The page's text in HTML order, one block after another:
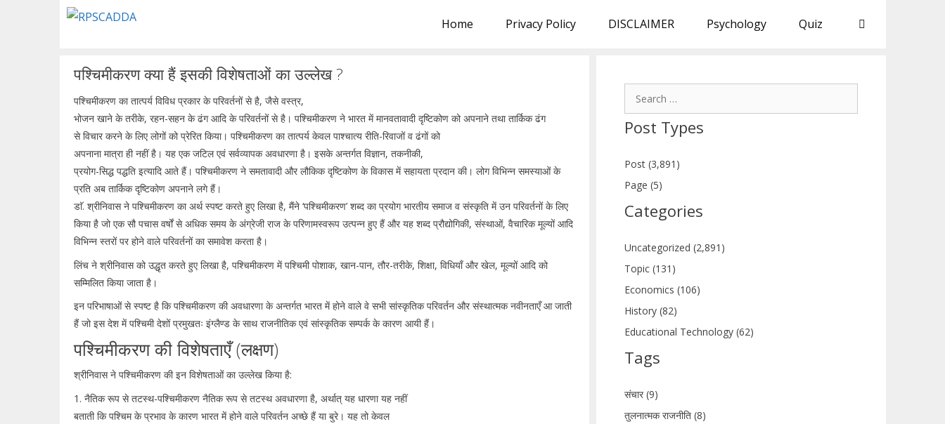
Home Privacy Policy DISCLAIMER Psychology Quiz
पश्चिमीकरण क्या हैं इसकी विशेषताओं का उल्लेख ?
पश्चिमीकरण का तात्पर्य विविध प्रकार के परिवर्तनों से है, जैसे वस्त्र,
भोजन खाने के तरीके, रहन-सहन के ढंग आदि के परिवर्तनों से है। पश्चिमीकरण ने भारत में मानवतावादी दृष्टिकोण को अपनाने तथा तार्किक ढंग
से विचार करने के लिए लोगों को प्रेरित किया। पश्चिमीकरण का तात्पर्य केवल पाश्चात्य रीति-रिवाजों व ढंगों को
अपनाना मात्रा ही नहीं है। यह एक जटिल एवं सर्वव्यापक अवधारणा है। इसके अन्तर्गत विज्ञान, तकनीकी,
प्रयोग-सिद्ध पद्धति इत्यादि आते हैं। पश्चिमीकरण ने समतावादी और लौकिक दृष्टिकोण के विकास में सहायता प्रदान की। लोग विभिन्न समस्याओं के
प्रति अब तार्किक दृष्टिकोण अपनाने लगे हैं।
डाॅ. श्रीनिवास ने पश्चिमीकरण का अर्थ स्पष्ट करते हुए लिखा है, मैंने ‘पश्चिमीकरण’ शब्द का प्रयोग भारतीय समाज व संस्कृति में उन परिवर्तनों के लिए
किया है जो एक सौ पचास वर्षों से अधिक समय के अंग्रेजी राज के परिणामस्वरूप उत्पन्न हुए हैं और यह शब्द प्रौद्योगिकी, संस्थाओं, वैचारिक मूल्यों आदि
विभिन्न स्तरों पर होने वाले परिवर्तनों का समावेश करता है।
लिंच ने श्रीनिवास को उद्धृत करते हुए लिखा है, पश्चिमीकरण में पश्चिमी पोशाक, खान-पान, तौर-तरीके, शिक्षा, विधियाँ और खेल, मूल्यों आदि को
सम्मिलित किया जाता है।
इन परिभाषाओं से स्पष्ट है कि पश्चिमीकरण की अवधारणा के अन्तर्गत भारत में होने वाले वे सभी सांस्कृतिक परिवर्तन और संस्थात्मक नवीनताएँ आ जाती
हैं जो इस देश में पश्चिमी देशों प्रमुखतः इंग्लैण्ड के साथ राजनीतिक एवं सांस्कृतिक सम्पर्क के कारण आयी हैं।
पश्चिमीकरण की विशेषताएँ (लक्षण)
श्रीनिवास ने पश्चिमीकरण की इन विशेषताओं का उल्लेख किया है:
1. नैतिक रूप से तटस्थ-पश्चिमीकरण नैतिक रूप से तटस्थ अवधारणा है, अर्थात् यह धारणा यह नहीं
बताती कि पश्चिम के प्रभाव के कारण भारत में होने वाले परिवर्तन अच्छे हैं या बुरे। यह तो केवल
Post Types
Post (3,891)
Page (5)
Categories
Uncategorized (2,891)
Topic (131)
Economics (106)
History (82)
Educational Technology (62)
Tags
संचार (9)
तुलनात्मक राजनीति (8)